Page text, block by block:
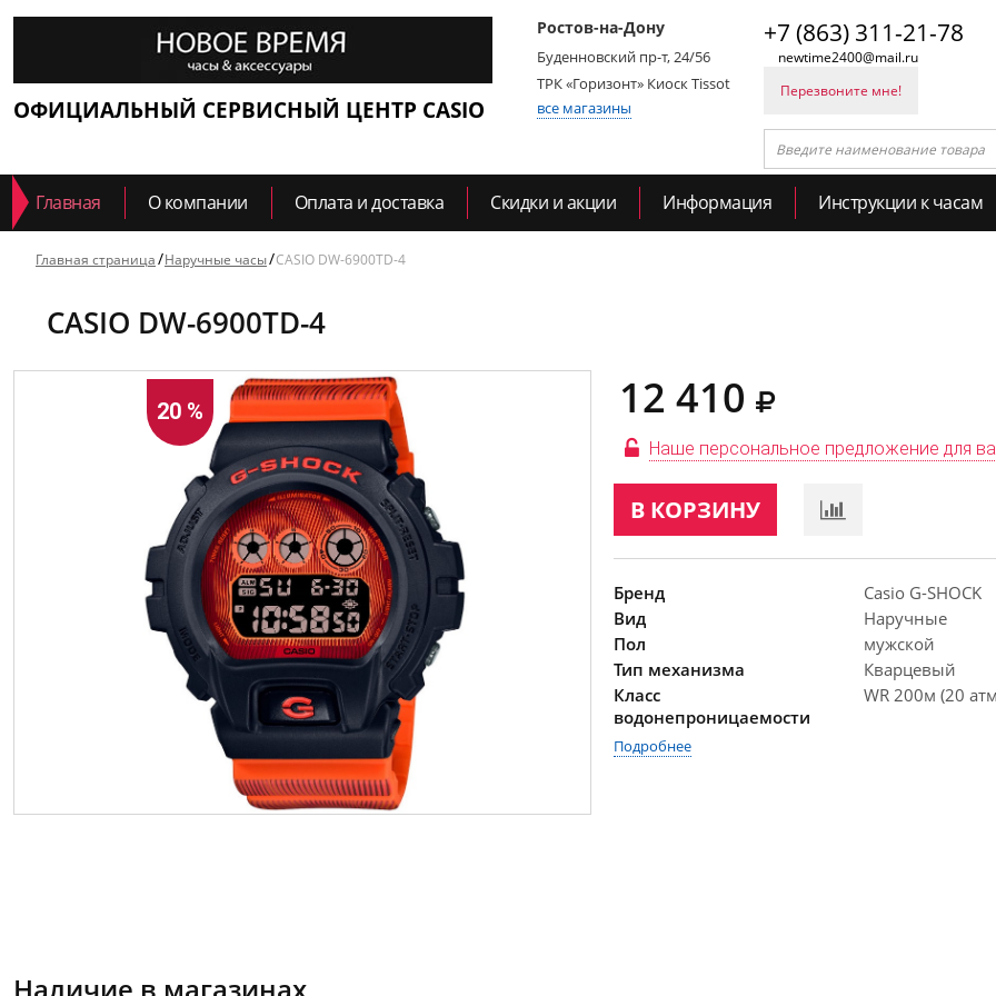
ОФИЦИАЛЬНЫЙ СЕРВИСНЫЙ ЦЕНТР CASIO
Ростов-на-Дону
Буденновский пр-т, 24/56
ТРК «Горизонт» Киоск Tissot
все магазины
+7 (863) 311-21-78
newtime2400@mail.ru
Перезвоните мне!
Главная О компании Оплата и доставка Скидки и акции Информация Инструкции к часам
Главная страница Наручные часы CASIO DW-6900TD-4
CASIO DW-6900TD-4
20 % 12 410
Наше персональное предложение для
В КОРЗИНУ
Бренд
Casio G-SHOCK
Вид
Наручные
Пол
мужской
Тип механизма
Кварцевый
Класс
водонепроницаемости
WR 200м (20
Подробнее